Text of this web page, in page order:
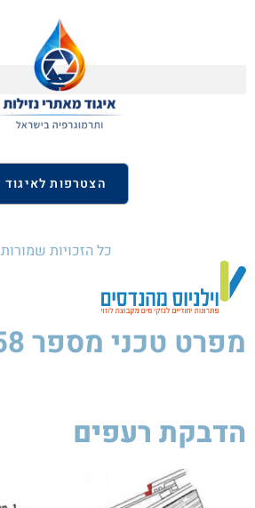
הצטרפות לאיגוד
כל הזכויות שמורות
מפרט טכני מספר LU358
הדבקת רעפים